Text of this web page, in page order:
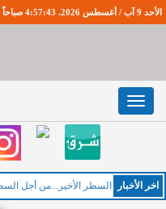
الأحد 9 آب / أغسطس 2026. 4:57:44 صباحاً
Toggle
navigation
اخر اﻷخبار الخم